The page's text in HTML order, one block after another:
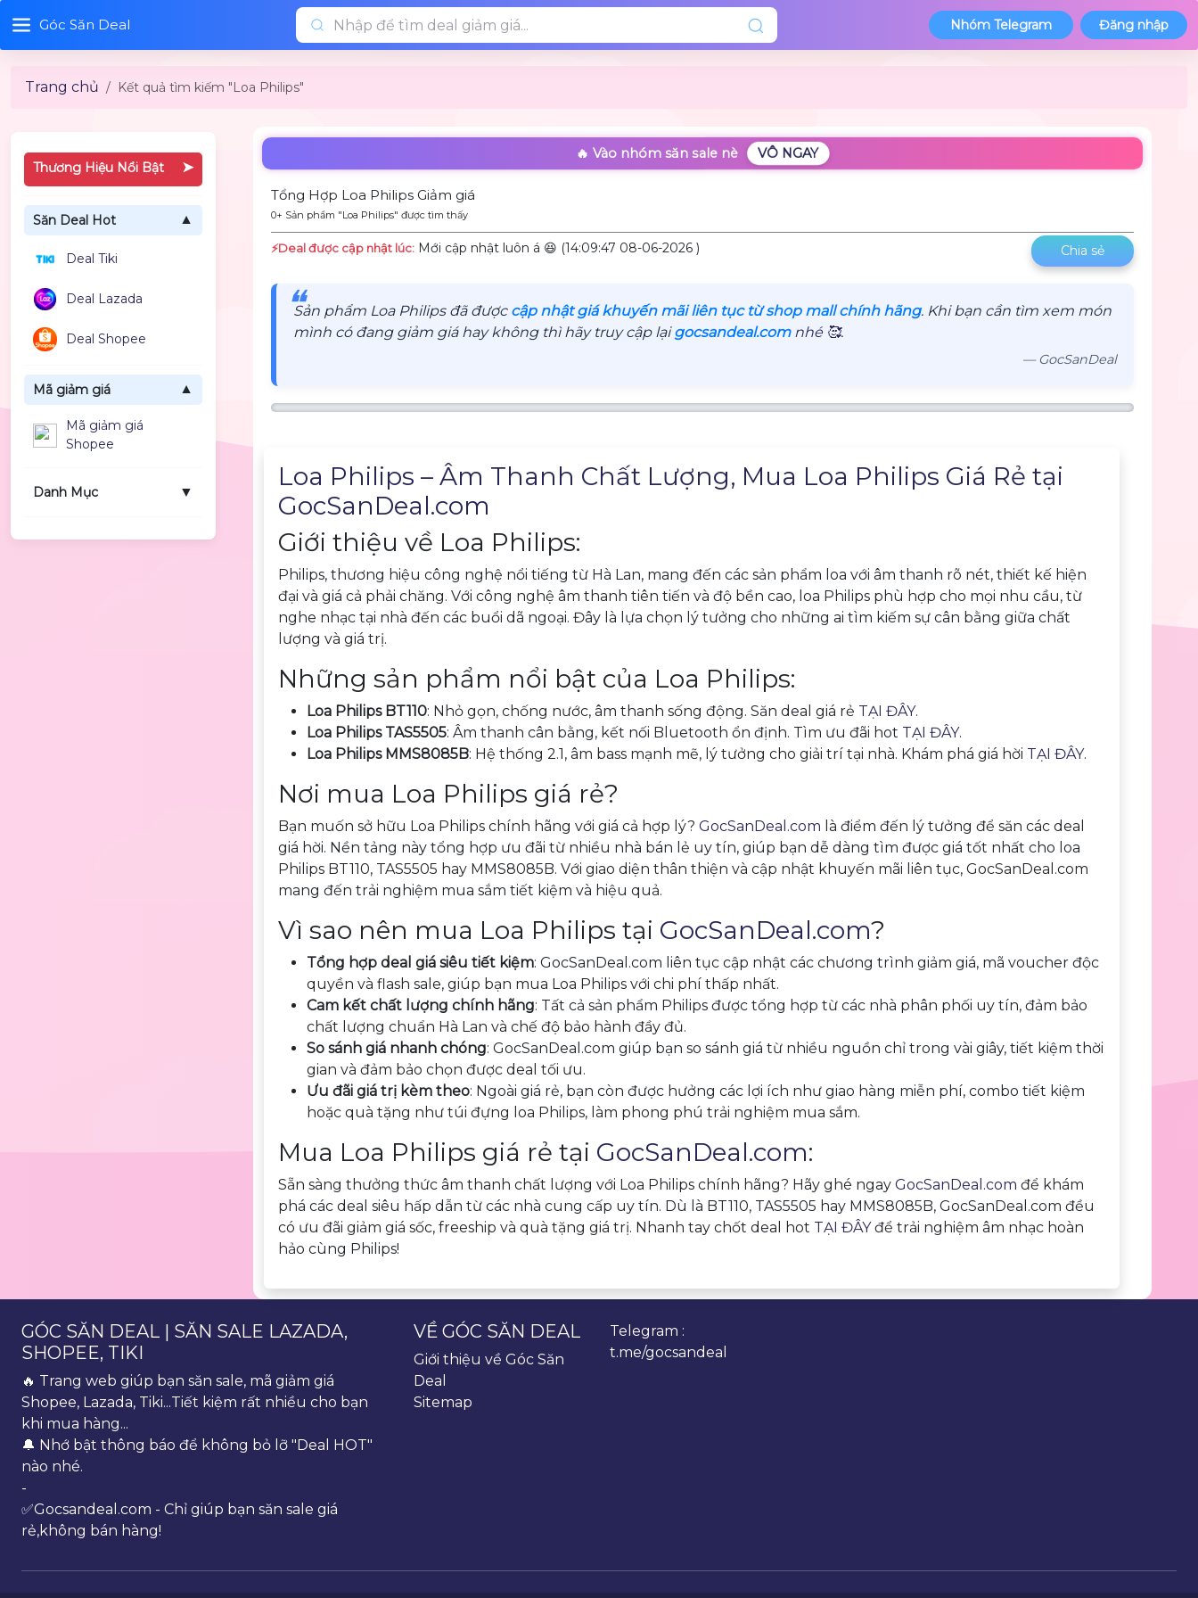
Góc Săn Deal Nhóm Telegram Đăng nhập
Trang chủ Kết quả tìm kiếm "Loa Philips"
Thương Hiệu Nổi Bật ➤
Săn Deal Hot ▼
Deal Tiki
Deal Lazada
Deal Shopee
Mã giảm giá ▼
Mã giảm giá
Shopee
Danh Mục ▼
🔥 Vào nhóm săn sale nè VÔ NGAY
Tổng Hợp Loa Philips Giảm giá
0+ Sản phẩm "Loa Philips" được tìm thấy
⚡️Deal được cập nhật lúc: Mới cập nhật luôn á 😆 (14:09:47 08-06-2026 ) Chia sẻ
❝
Sản phẩm Loa Philips đã được cập nhật giá khuyến mãi liên tục từ shop mall chính hãng. Khi bạn cần tìm xem món
mình có đang giảm giá hay không thì hãy truy cập lạigocsandeal.comnhé 🥰.
— GocSanDeal
Loa Philips – Âm Thanh Chất Lượng, Mua Loa Philips Giá Rẻ tại
GocSanDeal.com
Giới thiệu về Loa Philips:
Philips, thương hiệu công nghệ nổi tiếng từ Hà Lan, mang đến các sản phẩm loa với âm thanh rõ nét, thiết kế hiện
đại và giá cả phải chăng. Với công nghệ âm thanh tiên tiến và độ bền cao, loa Philips phù hợp cho mọi nhu cầu, từ
nghe nhạc tại nhà đến các buổi dã ngoại. Đây là lựa chọn lý tưởng cho những ai tìm kiếm sự cân bằng giữa chất
lượng và giá trị.
Những sản phẩm nổi bật của Loa Philips:
Loa Philips BT110: Nhỏ gọn, chống nước, âm thanh sống động. Săn deal giá rẻ TẠI ĐÂY.
Loa Philips TAS5505: Âm thanh cân bằng, kết nối Bluetooth ổn định. Tìm ưu đãi hot TẠI ĐÂY.
Loa Philips MMS8085B: Hệ thống 2.1, âm bass mạnh mẽ, lý tưởng cho giải trí tại nhà. Khám phá giá hời TẠI ĐÂY.
Nơi mua Loa Philips giá rẻ?
Bạn muốn sở hữu Loa Philips chính hãng với giá cả hợp lý? GocSanDeal.com là điểm đến lý tưởng để săn các deal
giá hời. Nền tảng này tổng hợp ưu đãi từ nhiều nhà bán lẻ uy tín, giúp bạn dễ dàng tìm được giá tốt nhất cho loa
Philips BT110, TAS5505 hay MMS8085B. Với giao diện thân thiện và cập nhật khuyến mãi liên tục, GocSanDeal.com
mang đến trải nghiệm mua sắm tiết kiệm và hiệu quả.
Vì sao nên mua Loa Philips tại GocSanDeal.com?
Tổng hợp deal giá siêu tiết kiệm: GocSanDeal.com liên tục cập nhật các chương trình giảm giá, mã voucher độc
quyền và flash sale, giúp bạn mua Loa Philips với chi phí thấp nhất.
Cam kết chất lượng chính hãng: Tất cả sản phẩm Philips được tổng hợp từ các nhà phân phối uy tín, đảm bảo
chất lượng chuẩn Hà Lan và chế độ bảo hành đầy đủ.
So sánh giá nhanh chóng: GocSanDeal.com giúp bạn so sánh giá từ nhiều nguồn chỉ trong vài giây, tiết kiệm thời
gian và đảm bảo chọn được deal tối ưu.
Ưu đãi giá trị kèm theo: Ngoài giá rẻ, bạn còn được hưởng các lợi ích như giao hàng miễn phí, combo tiết kiệm
hoặc quà tặng như túi đựng loa Philips, làm phong phú trải nghiệm mua sắm.
Mua Loa Philips giá rẻ tại GocSanDeal.com:
Sẵn sàng thưởng thức âm thanh chất lượng với Loa Philips chính hãng? Hãy ghé ngay GocSanDeal.com để khám
phá các deal siêu hấp dẫn từ các nhà cung cấp uy tín. Dù là BT110, TAS5505 hay MMS8085B, GocSanDeal.com đều
có ưu đãi giảm giá sốc, freeship và quà tặng giá trị. Nhanh tay chốt deal hot TẠI ĐÂYđể trải nghiệm âm nhạc hoàn
hảo cùng Philips!
GÓC SĂN DEAL | SĂN SALE LAZADA,
SHOPEE, TIKI
🔥 Trang web giúp bạn săn sale, mã giảm giá
Shopee, Lazada, Tiki...Tiết kiệm rất nhiều cho bạn
khi mua hàng...
🔔 Nhớ bật thông báo để không bỏ lỡ "Deal HOT"
nào nhé.
-
✅Gocsandeal.com - Chỉ giúp bạn săn sale giá
rẻ,không bán hàng!
VỀ GÓC SĂN DEAL
Giới thiệu về Góc Săn
Deal
Sitemap
Telegram :
t.me/gocsandeal